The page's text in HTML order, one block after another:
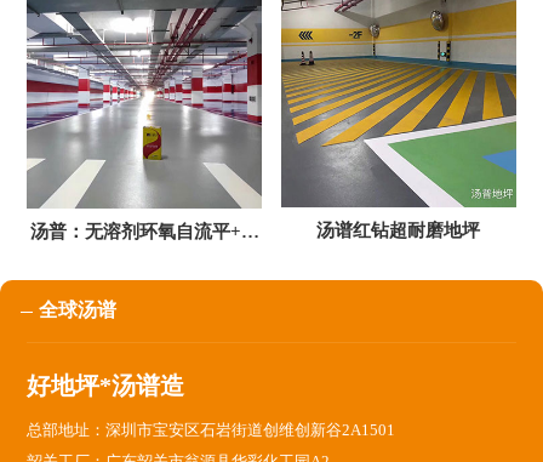
汤普：无溶剂环氧自流平+纳
汤谱红钻超耐磨地坪
全球汤谱
好地坪*汤谱造
总部地址：深圳市宝安区石岩街道创维创新谷2A1501